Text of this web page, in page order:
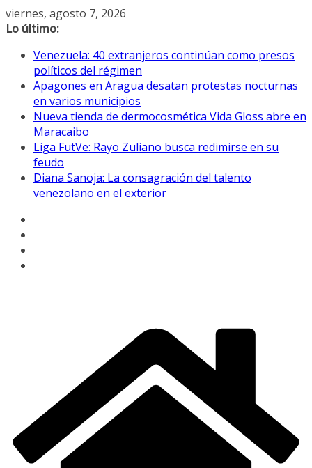
Saltar
al
viernes, agosto 7, 2026
Lo último:
Venezuela: 40 extranjeros continúan como presos
políticos del régimen
Apagones en Aragua desatan protestas nocturnas
en varios municipios
Nueva tienda de dermocosmética Vida Gloss abre en
Maracaibo
Liga FutVe: Rayo Zuliano busca redimirse en su
feudo
Diana Sanoja: La consagración del talento
venezolano en el exterior